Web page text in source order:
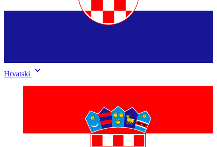
Hrvatski keyboard_arrow_down